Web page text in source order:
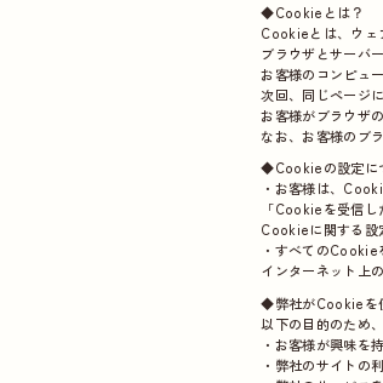
◆Cookieとは？
Cookieとは、ウェ
ブラウザとサーバ
お客様のコンピュ
次回、同じページ
お客様がブラウザ
なお、お客様のブ
◆Cookieの設定に
・お客様は、
「Cookieを受信
Cookieに関する設
・すべてのCookie
インターネット上
◆弊社がCookieを
以下の目的のため
・お客様が興味を
・弊社のサイトの